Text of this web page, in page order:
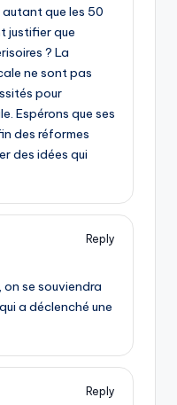
que les 50
justifier que
? La
ne sont pas
pour
Espérons que ses
des réformes
des idées qui
Reply
se souviendra
a déclenché une
Reply